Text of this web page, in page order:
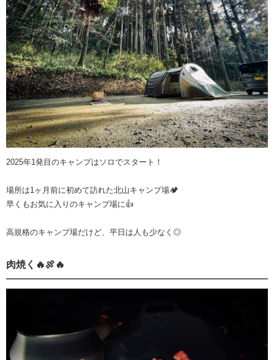
2025年1発目のキャンプはソロでスタート！
場所は1ヶ月前に初めて訪れた北山キャンプ場🏕️
早くもお気に入りのキャンプ場に👍
高規格のキャンプ場だけど、平日は人も少なく◎
肉焼く🔥🍖🔥